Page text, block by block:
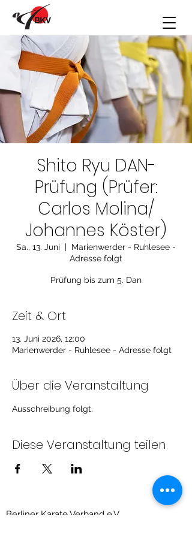
Shito Ryu DAN-
Prüfung (Prüfer:
Carlos Molina/
Johannes Köster)
Sa., 13. Juni
  |
Marienwerder - Ruhlesee -
Adresse folgt
Prüfung bis zum 5. Dan
Zeit & Ort
13. Juni 2026, 12:00
Marienwerder - Ruhlesee - Adresse folgt
Über die Veranstaltung
Ausschreibung folgt.
Diese Veranstaltung teilen
Berliner Karate Verband e.V.